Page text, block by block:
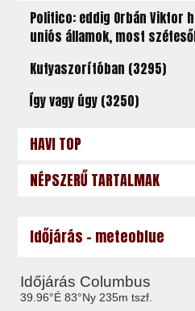
Politico: eddig Orbán Viktor
uniós államok, most
Kutyaszorítóban (3295)
Így vagy úgy (3250)
HAVI TOP
NÉPSZERŰ TARTALMAK
Időjárás - meteoblue